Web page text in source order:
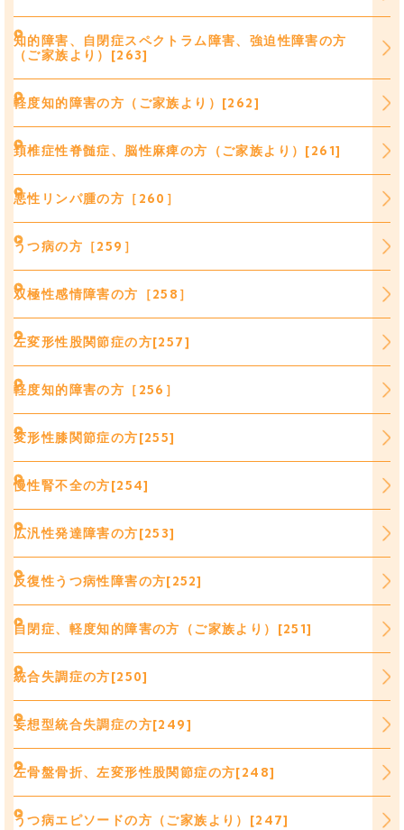
知的障害、自閉症スペクトラム障害、強迫性障害の方
（ご家族より）[263]
軽度知的障害の方（ご家族より）[262]
頚椎症性脊髄症、脳性麻痺の方（ご家族より）[261]
悪性リンパ腫の方［260］
うつ病の方［259］
双極性感情障害の方［258］
左変形性股関節症の方[257]
軽度知的障害の方［256］
変形性膝関節症の方[255]
慢性腎不全の方[254]
広汎性発達障害の方[253]
反復性うつ病性障害の方[252]
自閉症、軽度知的障害の方（ご家族より）[251]
統合失調症の方[250]
妄想型統合失調症の方[249]
左骨盤骨折、左変形性股関節症の方[248]
うつ病エピソードの方（ご家族より）[247]